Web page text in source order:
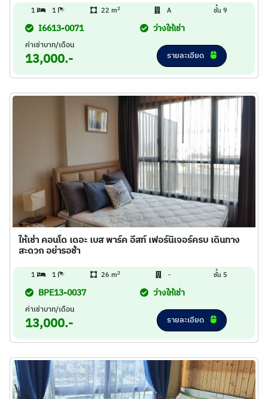
1 1 22 m2 A ชั้น 9
I6613-0071 ว่างให้เช่า
ค่าเช่าบาท/เดือน
13,000.- รายละเอียด
ให้เช่า คอนโด เดอะ เบส พาร์ค อีสท์ เฟอร์นิเจอร์ครบ เดินทาง
สะดวก อย่ารอช้า
1 1 26 m2 - ชั้น 5
BPE13-0037 ว่างให้เช่า
ค่าเช่าบาท/เดือน
13,000.- รายละเอียด